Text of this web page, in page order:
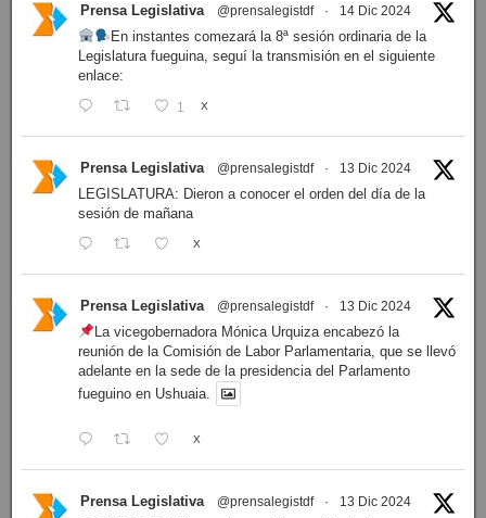
Prensa Legislativa @prensalegistdf · 14 Dic 2024
En instantes comezará la 8ª sesión ordinaria de la
Legislatura fueguina, seguí la transmisión en el siguiente
enlace:
1 X
Prensa Legislativa @prensalegistdf · 13 Dic 2024
LEGISLATURA: Dieron a conocer el orden del día de la
sesión de mañana
X
Prensa Legislativa @prensalegistdf · 13 Dic 2024
La vicegobernadora Mónica Urquiza encabezó la
reunión de la Comisión de Labor Parlamentaria, que se llevó
adelante en la sede de la presidencia del Parlamento
fueguino en Ushuaia.
X
Prensa Legislativa @prensalegistdf · 13 Dic 2024